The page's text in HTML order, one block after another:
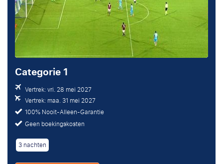
Categorie 1
Vertrek: vri. 28 mei 2027
Vertrek: maa. 31 mei 2027
100% Nooit-Alleen-Garantie
Geen boekingskosten
3 nachten